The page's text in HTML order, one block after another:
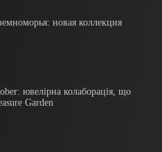
новая коллекция
ювелірна колаборація, що
Garden